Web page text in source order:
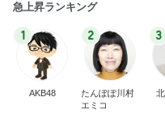
急上昇ランキング
1
AKB48
2
たんぽぽ川村
エミコ
3